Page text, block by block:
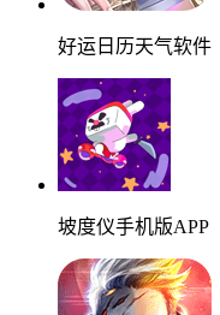
好运日历天气软件
坡度仪手机版APP